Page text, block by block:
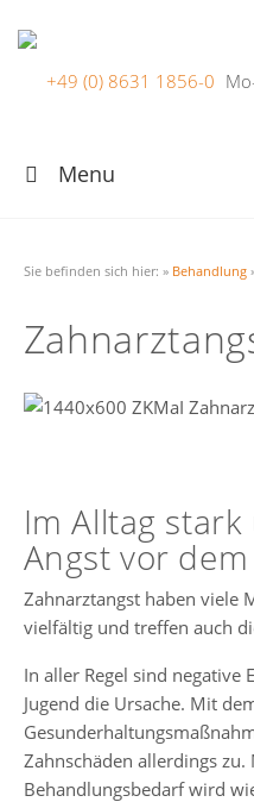
+49 (0) 8631 1856-0
Menu
Sie befinden sich hier: » Behandlung
Im Alltag
Angst vor
Zahnarztangst haben viele
vielfältig und treffen auch
In aller Regel sind negative
Jugend die Ursache. Mit
Zahnschäden allerdings
Behandlungsbedarf wird